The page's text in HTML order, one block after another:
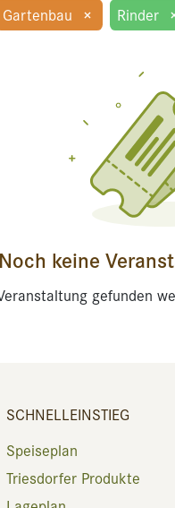
Gartenbau × Rinder
Noch keine
gefunden
SCHNELLEINSTIEG
Speiseplan
Triesdorfer Produkte